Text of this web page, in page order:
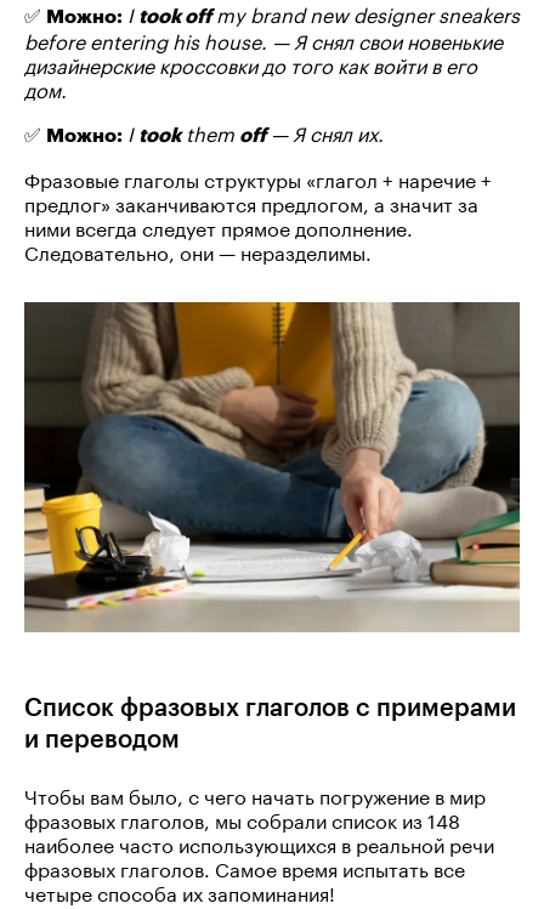
✅ Можно: I took offmy brand new designer sneakers
before entering his house. — Я снял свои новенькие
дизайнерские кроссовки до того как войти в его
дом.
✅ Можно: I tookthem off— Я снял их.
Фразовые глаголы структуры «глагол + наречие +
предлог» заканчиваются предлогом, а значит за
ними всегда следует прямое дополнение.
Следовательно, они — неразделимы.
Список фразовых глаголов с примерами
и переводом
Чтобы вам было, с чего начать погружение в мир
фразовых глаголов, мы собрали список из 148
наиболее часто использующихся в реальной речи
фразовых глаголов. Самое время испытать все
четыре способа их запоминания!